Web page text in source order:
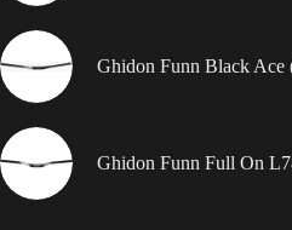
Ghidon Funn Black Ace
Ghidon Funn Full On